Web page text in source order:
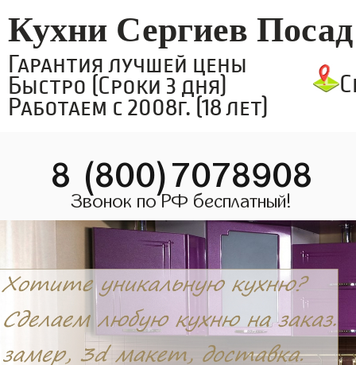
Кухни Сергиев Посад
Гарантия лучшей цены
Быстро (Сроки 3 дня)
Работаем с 2008г. (18 лет)
8 (800)7078908
Звонок по РФ бесплатный!